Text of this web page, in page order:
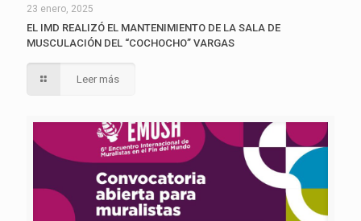
23 enero, 2025
EL IMD REALIZÓ EL MANTENIMIENTO DE LA SALA DE
MUSCULACIÓN DEL “COCHOCHO” VARGAS
Leer más